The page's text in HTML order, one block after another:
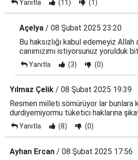
Yanıtla (11) (1)
Açelya / 08 Şubat 2025 23:20
Bu haksızlığı kabul edemeyiz Allah
canımızımı istiyorsunuz yorulduk
Yanıtla (3) (0)
Yılmaz Çelik / 08 Şubat 2025 19:39
Resmen milleti sömürüyor lar bunlara
durdiyemiyormu tüketici haklarına
Yanıtla (8) (0)
Ayhan Ercan / 08 Şubat 2025 17:56